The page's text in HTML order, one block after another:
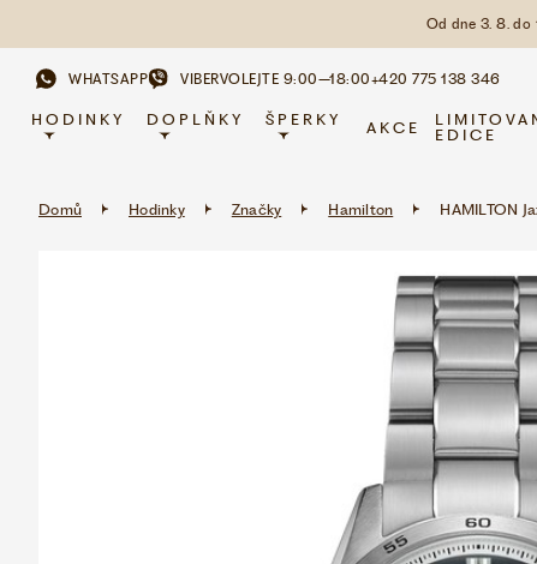
Od dne 3. 8.
WHATSAPP VIBERVOLEJTE 9:00–18:00+420 775 138 346
HODINKY DOPLŇKY ŠPERKY AKCE
EDICE
Domů Hodinky Značky Hamilton HAMILTON